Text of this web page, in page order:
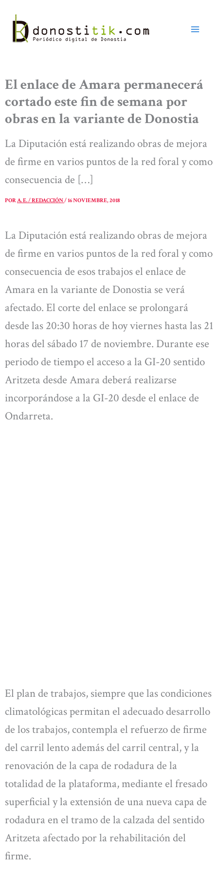
contenido
El enlace de Amara permanecerá
cortado este fin de semana por
obras en la variante de Donostia
La Diputación está realizando obras de mejora
de firme en varios puntos de la red foral y como
consecuencia de […]
PORA. E. / REDACCIÓN/16 NOVIEMBRE, 2018
La Diputación está realizando obras de mejora
de firme en varios puntos de la red foral y como
consecuencia de esos trabajos el enlace de
Amara en la variante de Donostia se verá
afectado. El corte del enlace se prolongará
desde las 20:30 horas de hoy viernes hasta las 21
horas del sábado 17 de noviembre. Durante ese
periodo de tiempo el acceso a la GI-20 sentido
Aritzeta desde Amara deberá realizarse
incorporándose a la GI-20 desde el enlace de
Ondarreta.
El plan de trabajos, siempre que las condiciones
climatológicas permitan el adecuado desarrollo
de los trabajos, contempla el refuerzo de firme
del carril lento además del carril central, y la
renovación de la capa de rodadura de la
totalidad de la plataforma, mediante el fresado
superficial y la extensión de una nueva capa de
rodadura en el tramo de la calzada del sentido
Aritzeta afectado por la rehabilitación del
firme.